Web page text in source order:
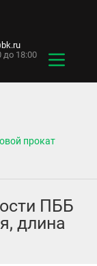
до 18:00
прокат
ПББ
длина